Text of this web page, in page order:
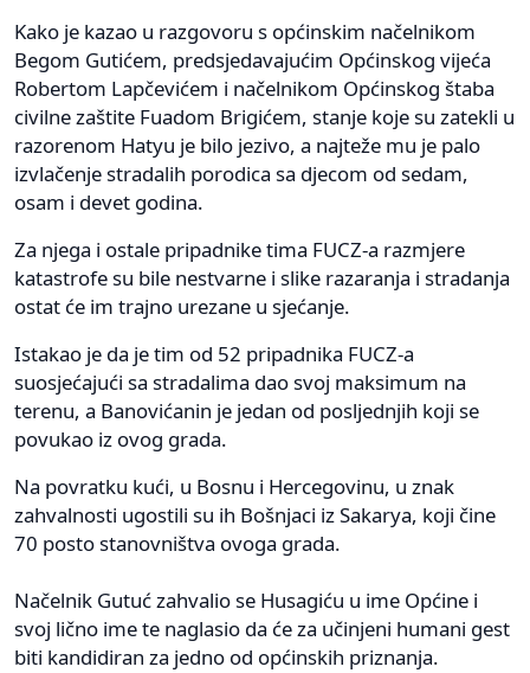
Kako je kazao u razgovoru s općinskim načelnikom
Begom Gutićem, predsjedavajućim Općinskog vijeća
Robertom Lapčevićem i načelnikom Općinskog štaba
civilne zaštite Fuadom Brigićem, stanje koje su zatekli u
razorenom Hatyu je bilo jezivo, a najteže mu je palo
izvlačenje stradalih porodica sa djecom od sedam,
osam i devet godina.
Za njega i ostale pripadnike tima FUCZ-a razmjere
katastrofe su bile nestvarne i slike razaranja i stradanja
ostat će im trajno urezane u sjećanje.
Istakao je da je tim od 52 pripadnika FUCZ-a
suosjećajući sa stradalima dao svoj maksimum na
terenu, a Banovićanin je jedan od posljednjih koji se
povukao iz ovog grada.
Na povratku kući, u Bosnu i Hercegovinu, u znak
zahvalnosti ugostili su ih Bošnjaci iz Sakarya, koji čine
70 posto stanovništva ovoga grada.
Načelnik Gutuć zahvalio se Husagiću u ime Općine i
svoj lično ime te naglasio da će za učinjeni humani gest
biti kandidiran za jedno od općinskih priznanja.